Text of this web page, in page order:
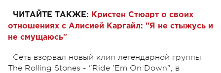
ЧИТАЙТЕ ТАКЖЕ: Кристен Стюарт о своих
отношениях с Алисией Каргайл: "Я не стыжусь и
не смущаюсь"
Сеть взорвал новый клип легендарной группы
The Rolling Stones - "Ride 'Em On Down", в